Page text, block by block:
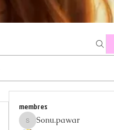
membres
Sonu.pawar
Sonu.pawar